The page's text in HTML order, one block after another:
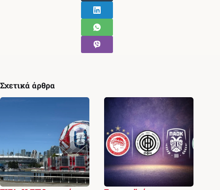
Σχετικά άρθρα